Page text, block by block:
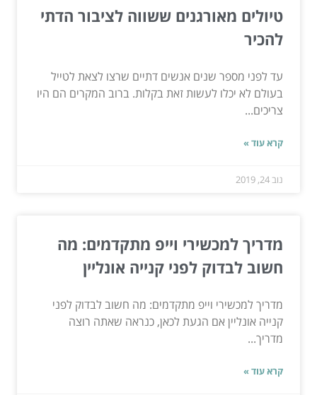
טיולים מאורגנים ששווה לציבור הדתי
להכיר
עד לפני מספר שנים אנשים דתיים שרצו לצאת לטייל
בעולם לא יכלו לעשות זאת בקלות. ברוב המקרים הם היו
צריכים...
קרא עוד »
נוב 24, 2019
מדריך למכשירי וייפ מתקדמים: מה
חשוב לבדוק לפני קנייה אונליין
מדריך למכשירי וייפ מתקדמים: מה חשוב לבדוק לפני
קנייה אונליין אם הגעת לכאן, כנראה שאתה רוצה
מדריך...
קרא עוד »